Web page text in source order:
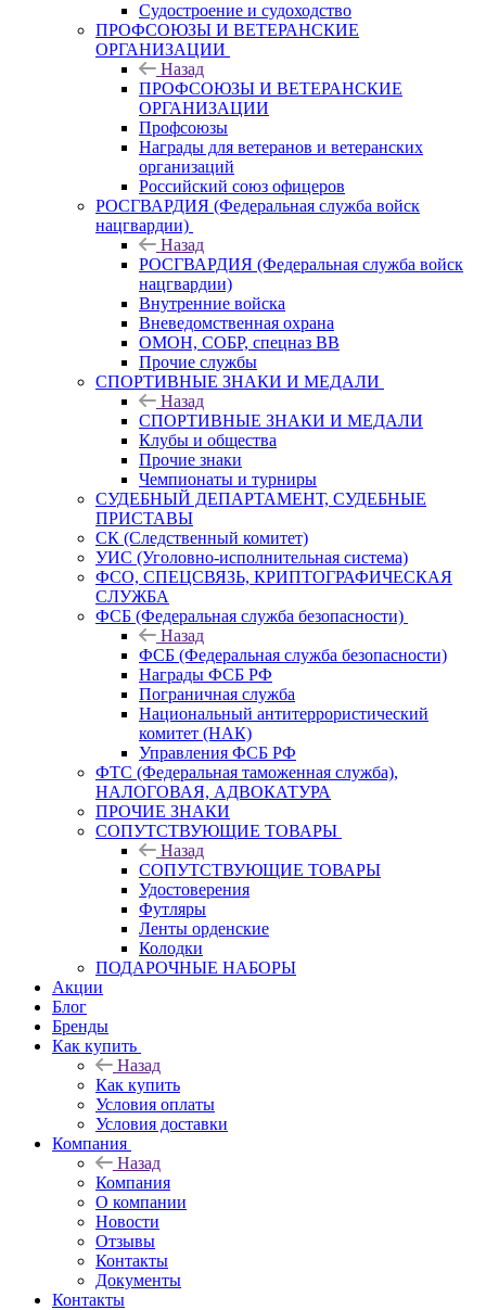
Судостроение и судоходство
ПРОФСОЮЗЫ И ВЕТЕРАНСКИЕ
ОРГАНИЗАЦИИ
Назад
ПРОФСОЮЗЫ И ВЕТЕРАНСКИЕ
ОРГАНИЗАЦИИ
Профсоюзы
Награды для ветеранов и ветеранских
организаций
Российский союз офицеров
РОСГВАРДИЯ (Федеральная служба войск
нацгвардии)
Назад
РОСГВАРДИЯ (Федеральная служба войск
нацгвардии)
Внутренние войска
Вневедомственная охрана
ОМОН, СОБР, спецназ ВВ
Прочие службы
СПОРТИВНЫЕ ЗНАКИ И МЕДАЛИ
Назад
СПОРТИВНЫЕ ЗНАКИ И МЕДАЛИ
Клубы и общества
Прочие знаки
Чемпионаты и турниры
СУДЕБНЫЙ ДЕПАРТАМЕНТ, СУДЕБНЫЕ
ПРИСТАВЫ
СК (Следственный комитет)
УИС (Уголовно-исполнительная система)
ФСО, СПЕЦСВЯЗЬ, КРИПТОГРАФИЧЕСКАЯ
СЛУЖБА
ФСБ (Федеральная служба безопасности)
Назад
ФСБ (Федеральная служба безопасности)
Награды ФСБ РФ
Пограничная служба
Национальный антитеррористический
комитет (НАК)
Управления ФСБ РФ
ФТС (Федеральная таможенная служба),
НАЛОГОВАЯ, АДВОКАТУРА
ПРОЧИЕ ЗНАКИ
СОПУТСТВУЮЩИЕ ТОВАРЫ
Назад
СОПУТСТВУЮЩИЕ ТОВАРЫ
Удостоверения
Футляры
Ленты орденские
Колодки
ПОДАРОЧНЫЕ НАБОРЫ
Акции
Блог
Бренды
Как купить
Назад
Как купить
Условия оплаты
Условия доставки
Компания
Назад
Компания
О компании
Новости
Отзывы
Контакты
Документы
Контакты